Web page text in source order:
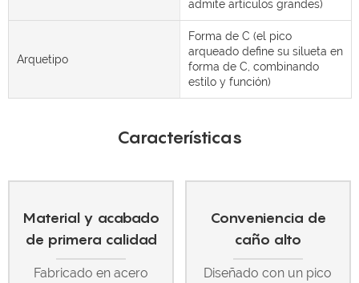
admite artículos grandes)
Arquetipo
Forma de C (el pico
arqueado define su silueta en
forma de C, combinando
estilo y función)
Características
Material y acabado
de primera calidad
Fabricado en acero
Conveniencia de
caño alto
Diseñado con un pico